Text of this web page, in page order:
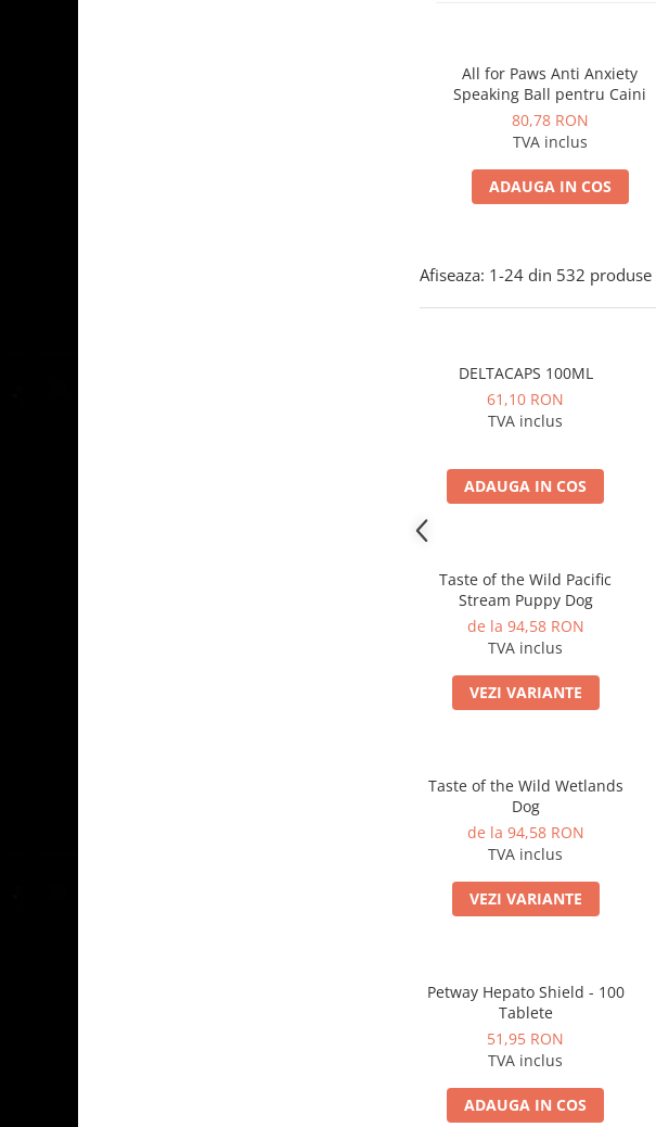
All for Paws Anti Anxiety
Speaking Ball pentru Caini
80,78 RON
TVA inclus
ADAUGA IN COS
Afiseaza: 1-24 din 532 produse
DELTACAPS 100ML
61,10 RON
TVA inclus
ADAUGA IN COS
Taste of the Wild Pacific
Stream Puppy Dog
de la 94,58 RON
TVA inclus
VEZI VARIANTE
Taste of the Wild Wetlands
Dog
de la 94,58 RON
TVA inclus
VEZI VARIANTE
Petway Hepato Shield - 100
Tablete
51,95 RON
TVA inclus
ADAUGA IN COS